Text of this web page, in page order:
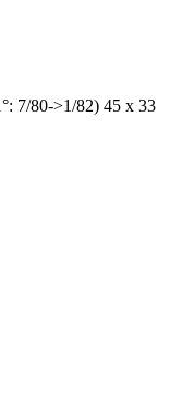
7/80->1/82) 45 x 33